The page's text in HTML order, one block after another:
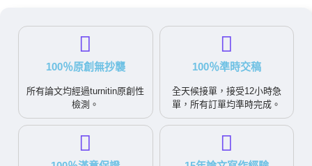
100％原創無抄襲
所有論文均經過turnitin原創性
檢測。
100％準時交稿
全天候接單，接受12小時急
單，所有訂單均準時完成。